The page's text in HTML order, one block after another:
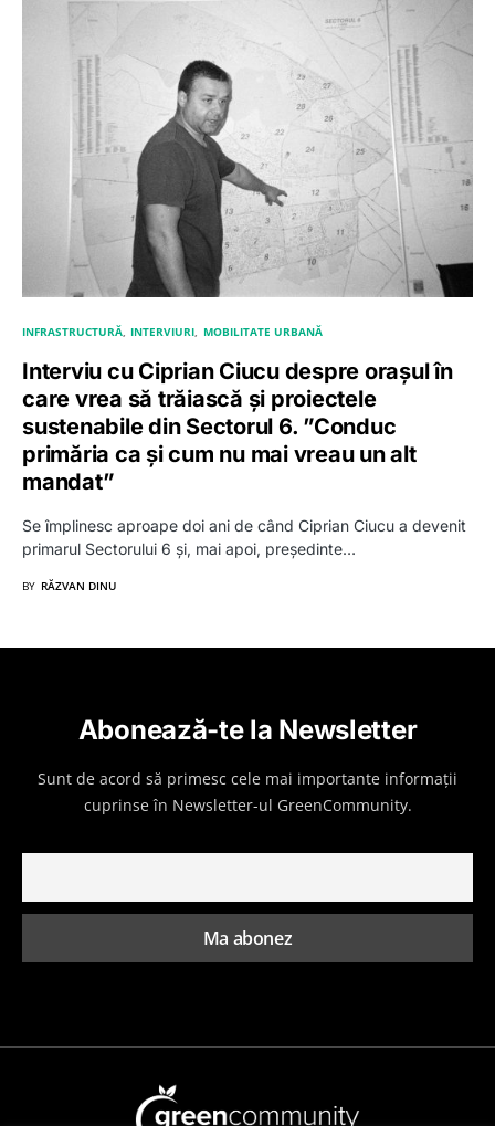
INFRASTRUCTURĂ INTERVIURI MOBILITATE URBANĂ
Interviu cu Ciprian Ciucu despre orașul în
care vrea să trăiască și proiectele
sustenabile din Sectorul 6. ”Conduc
primăria ca și cum nu mai vreau un alt
mandat”
Se împlinesc aproape doi ani de când Ciprian Ciucu a devenit
primarul Sectorului 6 și, mai apoi, președinte…
BY RĂZVAN DINU
Abonează-te la Newsletter
Sunt de acord să primesc cele mai importante informații
cuprinse în Newsletter-ul GreenCommunity.